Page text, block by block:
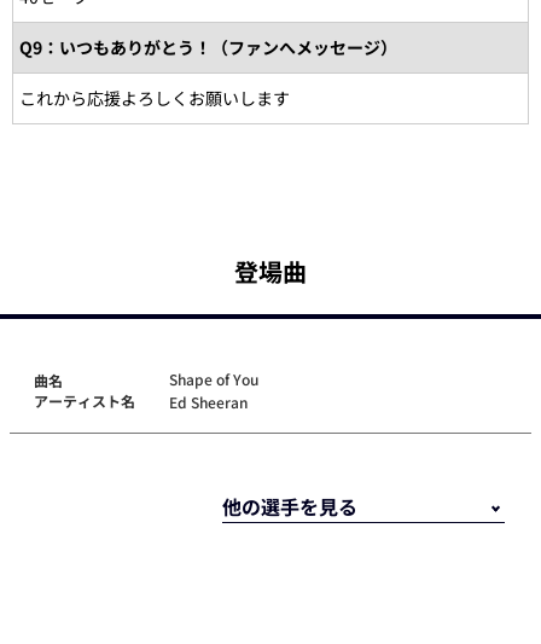
Q9：いつもありがとう！（ファンへメッセージ）
これから応援よろしくお願いします
登場曲
曲名
アーティスト名
Shape of You
Ed Sheeran